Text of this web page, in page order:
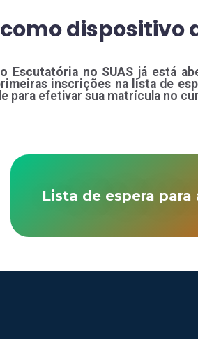
dispositivo
Escutatória no SUAS já está
inscrições na lista de
para efetivar sua matrícula no
Lista de espera para